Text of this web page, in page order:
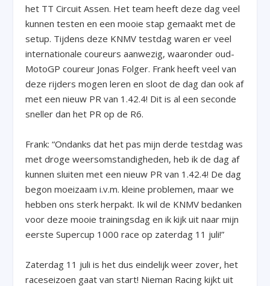
het TT Circuit Assen. Het team heeft deze dag veel
kunnen testen en een mooie stap gemaakt met de
setup. Tijdens deze KNMV testdag waren er veel
internationale coureurs aanwezig, waaronder oud-
MotoGP coureur Jonas Folger. Frank heeft veel van
deze rijders mogen leren en sloot de dag dan ook af
met een nieuw PR van 1.42.4! Dit is al een seconde
sneller dan het PR op de R6.
Frank: “Ondanks dat het pas mijn derde testdag was
met droge weersomstandigheden, heb ik de dag af
kunnen sluiten met een nieuw PR van 1.42.4! De dag
begon moeizaam i.v.m. kleine problemen, maar we
hebben ons sterk herpakt. Ik wil de KNMV bedanken
voor deze mooie trainingsdag en ik kijk uit naar mijn
eerste Supercup 1000 race op zaterdag 11 juli!”
Zaterdag 11 juli is het dus eindelijk weer zover, het
raceseizoen gaat van start! Nieman Racing kijkt uit